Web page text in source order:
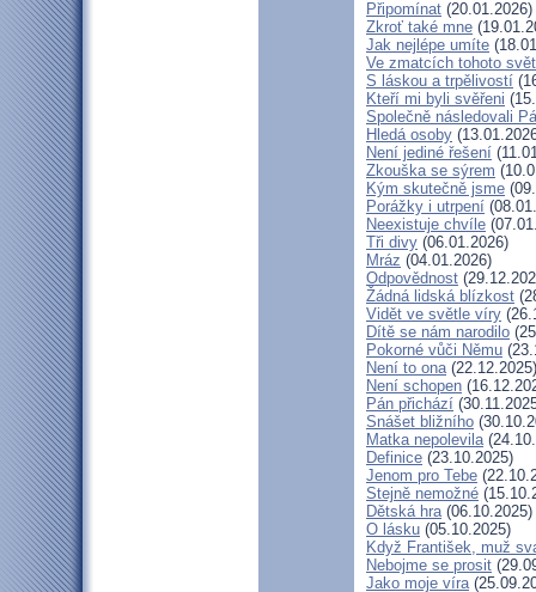
Připomínat (20.01.2026)
Zkroť také mne
Jak nejlépe umíte
Ve zmatcích tohoto
S láskou a trpělivostí
Kteří mi byli svěřeni
Společně následovali
Hledá osoby
Není jediné řešení
Zkouška se sýrem
Kým skutečně jsme
Porážky i utrpení
Neexistuje chvíle
Tři divy (06.01.2026)
Mráz (04.01.2026)
Odpovědnost
Žádná lidská blízkost
Vidět ve světle víry
Dítě se nám narodilo
Pokorné vůči Němu
Není to ona(22.12.2025)
Není schopen
Pán přichází
Snášet bližního
Matka nepolevila
Definice (23.10.2025)
Jenom pro Tebe
Stejně nemožné
Dětská hra(06.10.2025)
O lásku (05.10.2025)
Když František, muž
Nebojme se prosit
Jako moje víra